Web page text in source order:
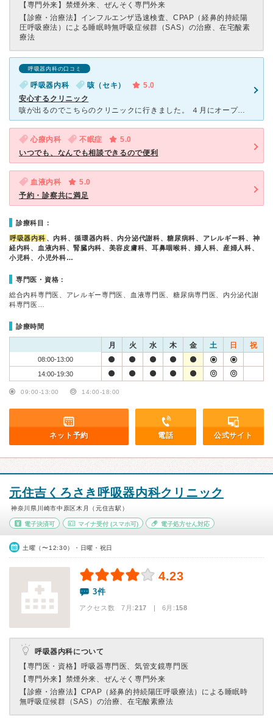
【専門外来】 禁煙外来、ぜんそく専門外来
【診療・治療法】 インフルエンザ迅速検査、CPAP（経鼻的持続陽
圧呼吸療法）による睡眠時無呼吸症候群（SAS）の治療、在宅酸素
療法
呼吸器内科の口コミ
呼吸器内科 咳（セキ）
5.0
安心するクリニック
咳が出るのでこちらのクリニックに行きました。 ４月にオープンしたてなので大変綺麗で清潔な内装で気持ちが良いです。 若く明るく優しい先生が診察して下さり、咳の相談をし少し長引いて不安なので検査希望を
心療内科 不眠症
5.0
いつでも、なんでも相談できるので便利
血液内科
5.0
予約・診察共に満足
診療科目：
呼吸器内科 、内科、循環器内科、内分泌代謝科、糖尿病科、アレルギー科、神
経内科、血液内科、腎臓内科、美容皮膚科、耳鼻咽喉科、婦人科、産婦人科、
小児科、小児外科…
専門医・資格：
総合内科専門医、アレルギー専門医、血液専門医、糖尿病専門医、内分泌代謝
科専門医…
診療時間
月 火 水 木 金 土 日 祝
08:00-13:00
14:00-19:30
09:00-13:00 14:00-18:00
ネット予約 電話 公式サイト
元住吉くろさき呼吸器内科クリニック
神奈川県川崎市中原区木月（元住吉駅）
電子決済可 マイナ受付(スマホ可) 電子処方せん対応
土曜（〜12:30）・日曜・祝日
4.23
3件
アクセス数 7月:217 | 6月:158
呼吸器内科について
【専門医・資格】 呼吸器専門医、気管支鏡専門医
【専門外来】 禁煙外来、ぜんそく専門外来
【診療・治療法】 CPAP（経鼻的持続陽圧呼吸療法）による睡眠時
無呼吸症候群（SAS）の治療、在宅酸素療法